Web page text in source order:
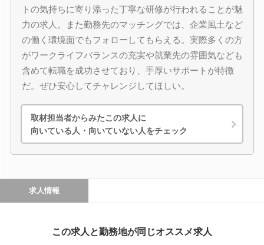
トの気持ちに寄り添った丁寧な研修が行われることが魅
力の求人。また勤務先のマッチングでは、企業風土など
の働く環境面でもフォローしてもらえる。実際多くの方
がワークライフバランスの充実や就業先の雰囲気なども
含めて転職を成功させており、手厚いサポートが特徴
だ。ぜひ安心してチャレンジしてほしい。
取材担当者からみたこの求人に
向いている人・向いていない人をチェック
求人情報
この求人と勤務地が同じオススメ求人